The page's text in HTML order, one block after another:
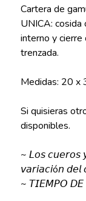
Cartera de
UNICA:
interno y cierre
trenzada.
Medidas: 20 x
Si quisieras
disponibles.
~ 𝘓𝘰𝘴 𝘤𝘶𝘦𝘳𝘰𝘴
𝘷𝘢𝘳𝘪𝘢𝘤𝘪ó𝘯
~ 𝘛𝘐𝘌𝘔𝘗𝘖